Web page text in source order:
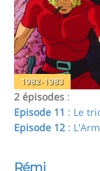
1982-1983
2 épisodes :
Episode 11 : Le
Episode 12 :
Rémi